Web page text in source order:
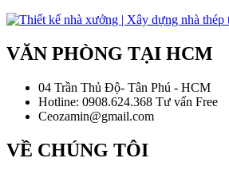
VĂN PHÒNG TẠI HCM
04 Trần Thủ Độ- Tân Phú - HCM
Hotline: 0908.624.368 Tư vấn Free
Ceozamin@gmail.com
VỀ CHÚNG TÔI